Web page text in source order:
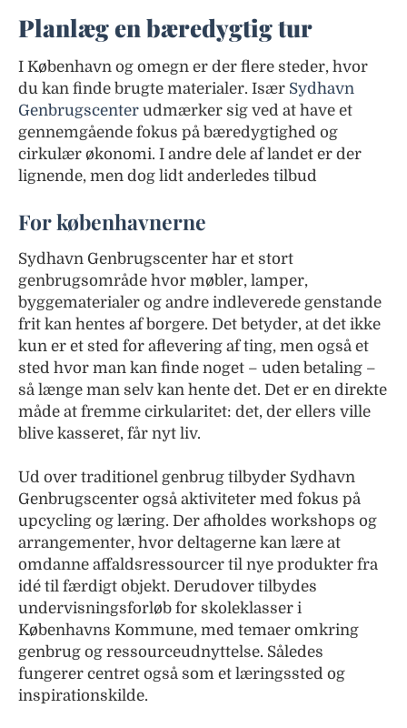
Planlæg en bæredygtig tur
I København og omegn er der flere steder, hvor
du kan finde brugte materialer. Især Sydhavn
Genbrugscenter udmærker sig ved at have et
gennemgående fokus på bæredygtighed og
cirkulær økonomi. I andre dele af landet er der
lignende, men dog lidt anderledes tilbud
For københavnerne
Sydhavn Genbrugscenter har et stort
genbrugsområde hvor møbler, lamper,
byggematerialer og andre indleverede genstande
frit kan hentes af borgere. Det betyder, at det ikke
kun er et sted for aflever­ing af ting, men også et
sted hvor man kan finde noget – uden betaling –
så længe man selv kan hente det. Det er en direkte
måde at fremme cirkula­ritet: det, der ellers ville
blive kasseret, får nyt liv.
Ud over traditionel genbrug tilbyder Sydhavn
Genbrugscenter også aktiviteter med fokus på
upcycling og læring. Der afholdes workshops og
arrangementer, hvor deltagerne kan lære at
omdanne affalds­ressourcer til nye produkter fra
idé til færdigt objekt. Derudover tilbydes
undervisnings­forløb for skoleklasser i
Københavns Kommune, med temaer omkring
genbrug og ressource­udnyttelse. Således
fungerer centret også som et lærings­sted og
inspirations­kilde.